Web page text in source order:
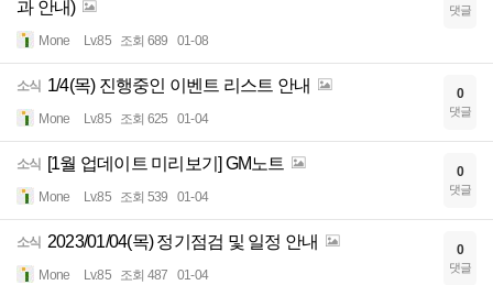
과 안내)
Mone Lv.85 조회 689 01-08
댓글
소식 1/4(목) 진행중인 이벤트 리스트 안내
Mone Lv.85 조회 625 01-04
0
댓글
소식 [1월 업데이트 미리보기] GM노트
Mone Lv.85 조회 539 01-04
0
댓글
소식 2023/01/04(목) 정기점검 및 일정 안내
Mone Lv.85 조회 487 01-04
0
댓글